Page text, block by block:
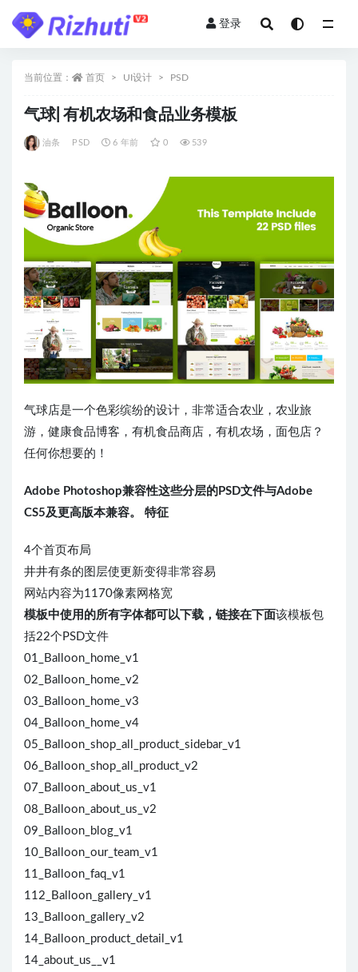
登录
当前位置： 首页 UI设计 PSD
气球| 有机农场和食品业务模板
油条 PSD 6 年前 0 539
气球店是一个色彩缤纷的设计，非常适合农业，农业旅
游，健康食品博客，有机食品商店，有机农场，面包店？
任何你想要的！
Adobe Photoshop兼容性这些分层的PSD文件与Adobe
CS5及更高版本兼容。 特征
4个首页布局
井井有条的图层使更新变得非常容易
网站内容为1170像素网格宽
模板中使用的所有字体都可以下载，链接在下面该模板包
括22个PSD文件
01_Balloon_home_v1
02_Balloon_home_v2
03_Balloon_home_v3
04_Balloon_home_v4
05_Balloon_shop_all_product_sidebar_v1
06_Balloon_shop_all_product_v2
07_Balloon_about_us_v1
08_Balloon_about_us_v2
09_Balloon_blog_v1
10_Balloon_our_team_v1
11_Balloon_faq_v1
112_Balloon_gallery_v1
13_Balloon_gallery_v2
14_Balloon_product_detail_v1
14_about_us__v1